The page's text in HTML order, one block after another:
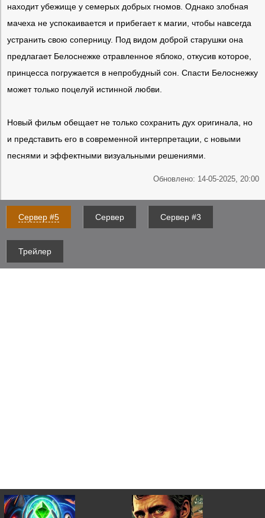
находит убежище у семерых добрых гномов. Однако злобная
мачеха не успокаивается и прибегает к магии, чтобы навсегда
устранить свою соперницу. Под видом доброй старушки она
предлагает Белоснежке отравленное яблоко, откусив которое,
принцесса погружается в непробудный сон. Спасти Белоснежку
может только поцелуй истинной любви.
Новый фильм обещает не только сохранить дух оригинала, но
и представить его в современной интерпретации, с новыми
песнями и эффектными визуальными решениями.
Обновлено: 14-05-2025, 20:00
Сервер #5 Сервер Сервер #3
Трейлер